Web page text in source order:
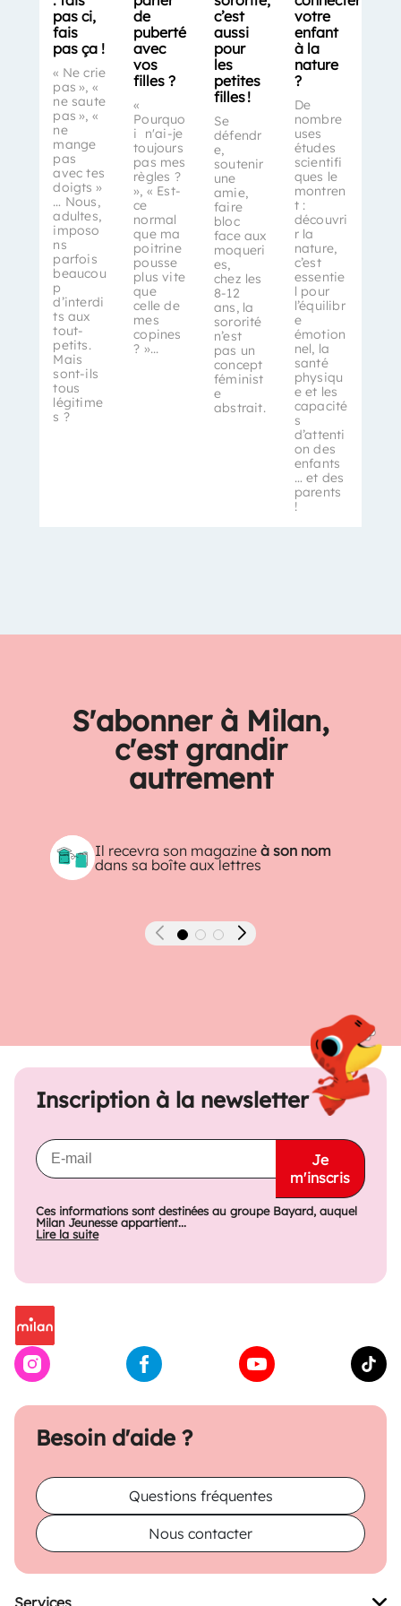
pas ci,
fais
pas ça !
« Ne crie
pas », «
ne saute
pas », «
ne
mange
pas
avec tes
doigts »
… Nous,
adultes,
imposo
ns
parfois
beaucou
p
d’interdi
ts aux
tout-
petits.
Mais
sont-ils
tous
légitime
s ?
de
puberté
avec
vos
filles ?
«
Pourquo
i n'ai-je
toujours
pas mes
règles ?
», « Est-
ce
normal
que ma
poitrine
pousse
plus vite
que
celle de
mes
copines
? »...
c’est
aussi
pour
les
petites
filles !
Se
défendr
e,
soutenir
une
amie,
faire
bloc
face aux
moqueri
es,
chez les
8-12
ans, la
sororité
n’est
pas un
concept
féminist
e
abstrait.
votre
enfant
à la
nature
?
De
nombre
uses
études
scientifi
ques le
montren
t :
découvri
r la
nature,
c’est
essentie
l pour
l’équilibr
e
émotion
nel, la
santé
physiqu
e et les
capacité
s
d’attenti
on des
enfants
… et des
parents
!
S'abonner à Milan,
c'est grandir
autrement
Il recevra son magazineà son nom
dans sa boîte aux lettres
Précédent Suivant
Besoin d'aide ?
Questions fréquentes
Nous contacter
Inscription à la newsletter
Je
m'inscris
Ces informations sont destinées au groupe Bayard, auquel
Milan Jeunesse appartient...
Lire la suite
Services